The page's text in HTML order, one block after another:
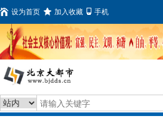
设为首页 加入收藏 手机